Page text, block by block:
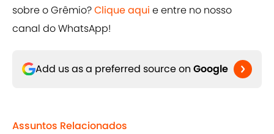
sobre o Grêmio?Clique aqui e entre no nosso
canal do WhatsApp!
Add us as a preferred source on Google
Assuntos Relacionados